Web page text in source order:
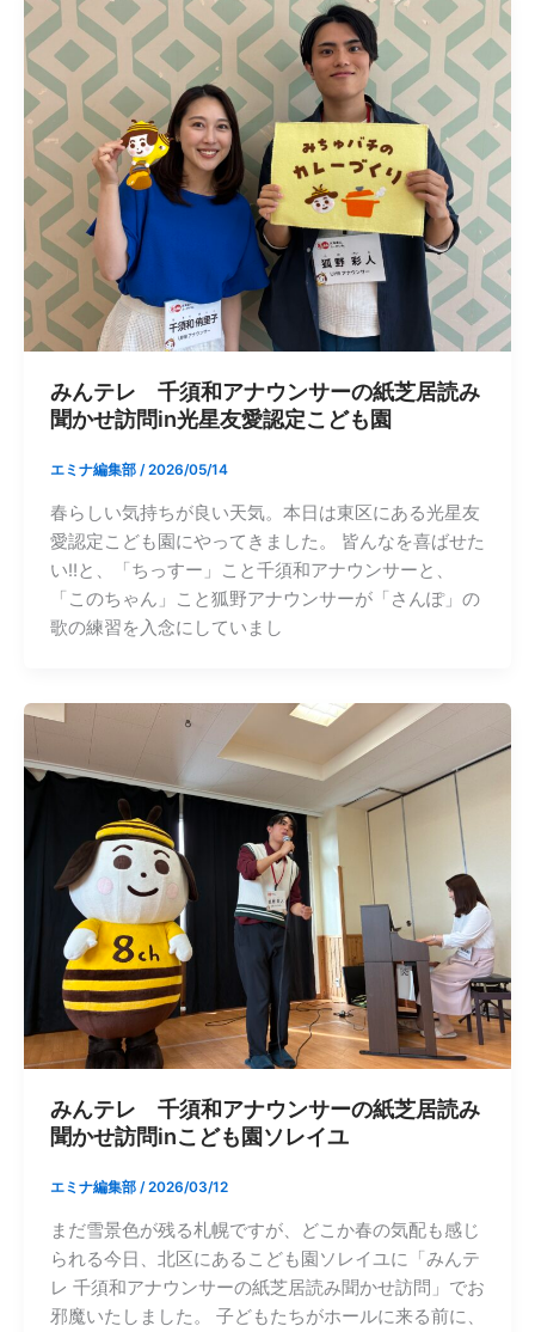
みんテレ 千須和アナウンサーの紙芝居読み
聞かせ訪問in光星友愛認定こども園
エミナ編集部 /2026/05/14
春らしい気持ちが良い天気。本日は東区にある光星友
愛認定こども園にやってきました。 皆んなを喜ばせた
い‼︎と、「ちっすー」こと千須和アナウンサーと、
「このちゃん」こと狐野アナウンサーが「さんぽ」の
歌の練習を入念にしていまし
みんテレ 千須和アナウンサーの紙芝居読み
聞かせ訪問inこども園ソレイユ
エミナ編集部 /2026/03/12
まだ雪景色が残る札幌ですが、どこか春の気配も感じ
られる今日、北区にあるこども園ソレイユに「みんテ
レ 千須和アナウンサーの紙芝居読み聞かせ訪問」でお
邪魔いたしました。 子どもたちがホールに来る前に、